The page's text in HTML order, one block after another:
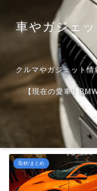
車やガジェ
クルマやガジェット
【現在の愛車】
取材/まとめ